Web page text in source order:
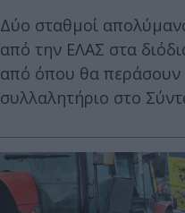
Δύο σταθμοί
από την ΕΛΑΣ στα
από όπου θα περάσουν
συλλαλητήριο στο